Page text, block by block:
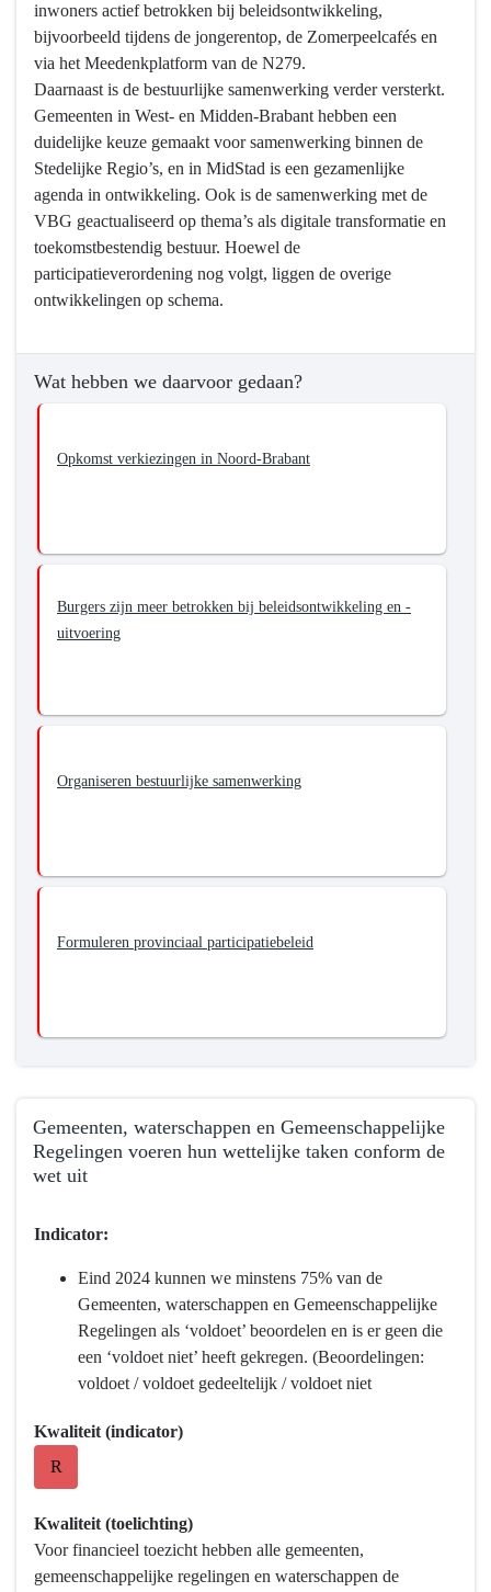
inwoners actief betrokken bij beleidsontwikkeling,
bijvoorbeeld tijdens de jongerentop, de Zomerpeelcafés en
via het Meedenkplatform van de N279.
Daarnaast is de bestuurlijke samenwerking verder versterkt.
Gemeenten in West- en Midden-Brabant hebben een
duidelijke keuze gemaakt voor samenwerking binnen de
Stedelijke Regio’s, en in MidStad is een gezamenlijke
agenda in ontwikkeling. Ook is de samenwerking met de
VBG geactualiseerd op thema’s als digitale transformatie en
toekomstbestendig bestuur. Hoewel de
participatieverordening nog volgt, liggen de overige
ontwikkelingen op schema.
Wat hebben we daarvoor gedaan?
Opkomst verkiezingen in Noord-Brabant
Burgers zijn meer betrokken bij beleidsontwikkeling en -
uitvoering
Organiseren bestuurlijke samenwerking
Formuleren provinciaal participatiebeleid
Gemeenten, waterschappen en Gemeenschappelijke
Regelingen voeren hun wettelijke taken conform de
wet uit
naar
Programma
veiligheid
we
bereikt?
Indicator:
Eind 2024 kunnen we minstens 75% van de
Gemeenten, waterschappen en Gemeenschappelijke
Regelingen als ‘voldoet’ beoordelen en is er geen die
een ‘voldoet niet’ heeft gekregen. (Beoordelingen:
voldoet / voldoet gedeeltelijk / voldoet niet
Kwaliteit (indicator)
R
Kwaliteit (toelichting)
Voor financieel toezicht hebben alle gemeenten,
gemeenschappelijke regelingen en waterschappen de